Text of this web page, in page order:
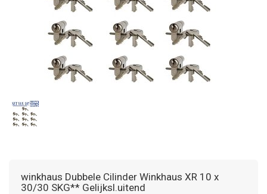
winkhaus Dubbele Cilinder Winkhaus XR 10 x
30/30 SKG** Gelijksl.uitend